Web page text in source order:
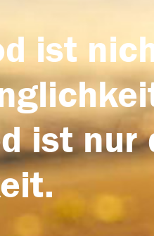
ist
ist nur